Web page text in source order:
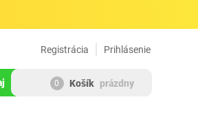
Prihlásenie
Registrácia
0 Košík prázdny